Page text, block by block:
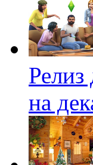
Релиз
на